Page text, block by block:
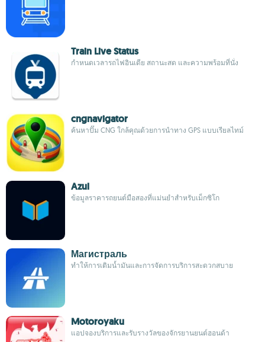
Train Live Status
กำหนดเวลารถไฟอินเดีย สถานะสด และความพร้อมที่นั่ง
cngnavigator
ค้นหาปั๊ม CNG ใกล้คุณด้วยการนำทาง GPS แบบเรียลไทม์
Azul
ข้อมูลราคารถยนต์มือสองที่แม่นยำสำหรับเม็กซิโก
Магистраль
ทำให้การเติมน้ำมันและการจัดการบริการสะดวกสบาย
Motoroyaku
แอปจองบริการและรับรางวัลของจักรยานยนต์ฮอนด้า